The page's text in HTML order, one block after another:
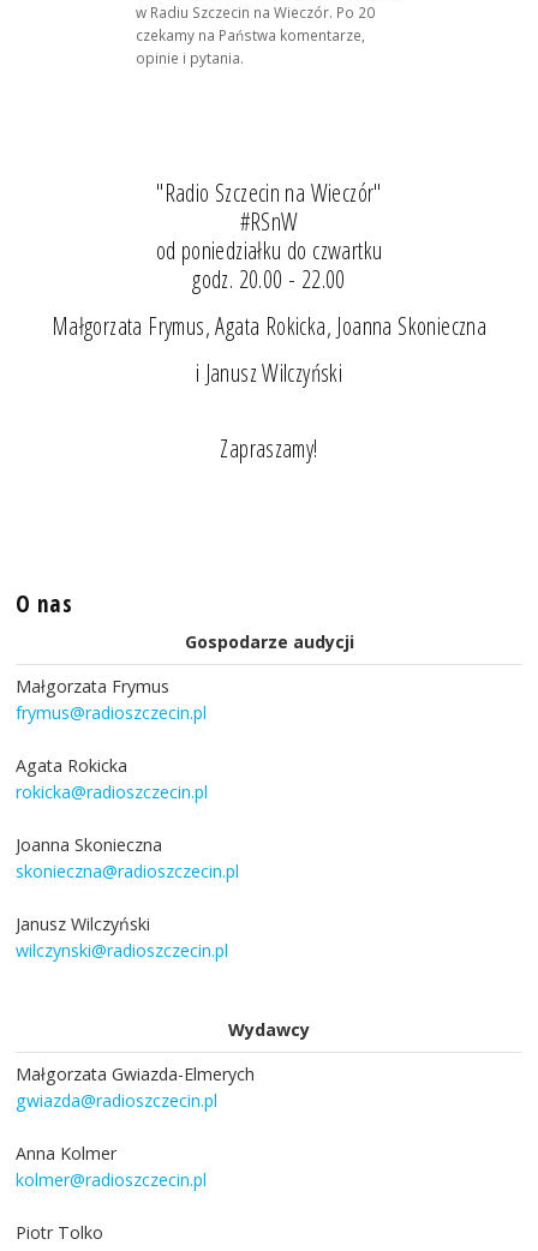
w Radiu Szczecin na Wieczór. Po 20
czekamy na Państwa komentarze,
opinie i pytania.
"Radio Szczecin na Wieczór"
#RSnW
od poniedziałku do czwartku
godz. 20.00 - 22.00
Małgorzata Frymus, Agata Rokicka, Joanna Skonieczna
i Janusz Wilczyński
Zapraszamy!
O nas
Gospodarze audycji
Małgorzata Frymus
frymus@radioszczecin.pl
Agata Rokicka
rokicka@radioszczecin.pl
Joanna Skonieczna
skonieczna@radioszczecin.pl
Janusz Wilczyński
wilczynski@radioszczecin.pl
Wydawcy
Małgorzata Gwiazda-Elmerych
gwiazda@radioszczecin.pl
Anna Kolmer
kolmer@radioszczecin.pl
Piotr Tolko